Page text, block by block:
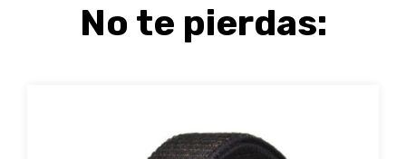
No te pierdas: